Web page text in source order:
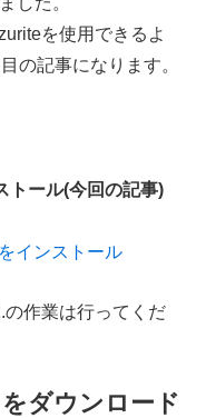
を使用できるよ
の記事になります。
トール(今回の記事)
インストール
作業は行ってくだ
ダウンロード